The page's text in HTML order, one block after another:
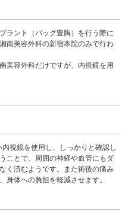
ラント（バッグ豊胸）を行う際に
南美容外科の新宿本院のみで行わ
美容外科だけですが、内視鏡を用
視鏡を使用し、しっかりと確認し
ことで、周囲の神経や血管にもダ
く済むようです。また術後の痛み
身体への負担を軽減させます。